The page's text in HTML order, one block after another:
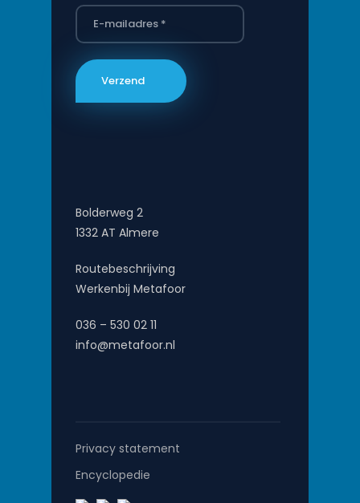
Bolderweg 2
1332 AT Almere
Routebeschrijving
Werkenbij Metafoor
036 – 530 02 11
info@metafoor.nl
Privacy statement
Encyclopedie